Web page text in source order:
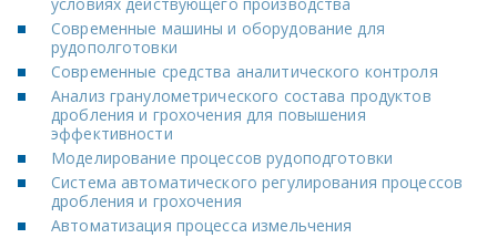
Современные машины и оборудование для
рудополготовки
Современные средства аналитического контроля
Анализ гранулометрического состава продуктов
дробления и грохочения для повышения
эффективности
Моделирование процессов рудоподготовки
Система автоматического регулирования процессов
дробления и грохочения
Автоматизация процесса измельчения